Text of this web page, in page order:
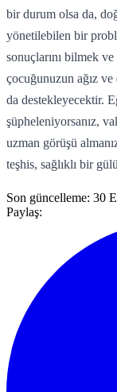
bir durum olsa da,
yönetilebilen bir
sonuçlarını bilmek
çocuğunuzun ağız ve
da destekleyecektir.
şüpheleniyorsanız,
uzman görüşü
teşhis, sağlıklı bir
Son güncelleme: 30
Paylaş: